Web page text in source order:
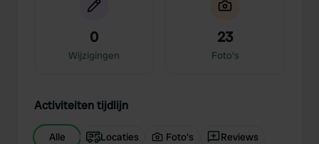
0
Wijzigingen
23
Foto's
Activiteiten tijdlijn
Alle Locaties Foto's Reviews